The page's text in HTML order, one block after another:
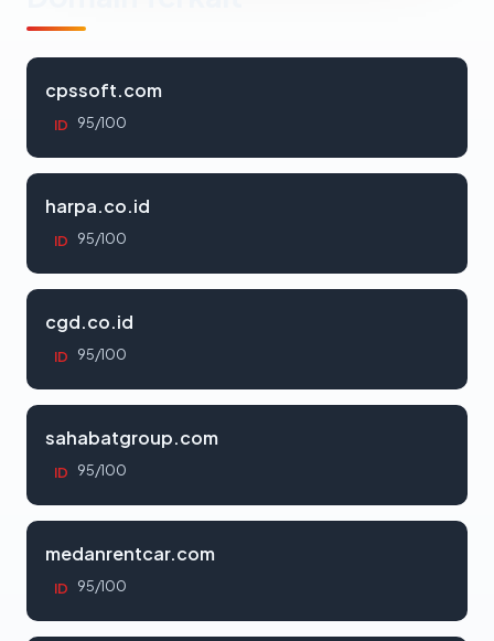
cpssoft.com
ID 95/100
harpa.co.id
ID 95/100
cgd.co.id
ID 95/100
sahabatgroup.com
ID 95/100
medanrentcar.com
ID 95/100